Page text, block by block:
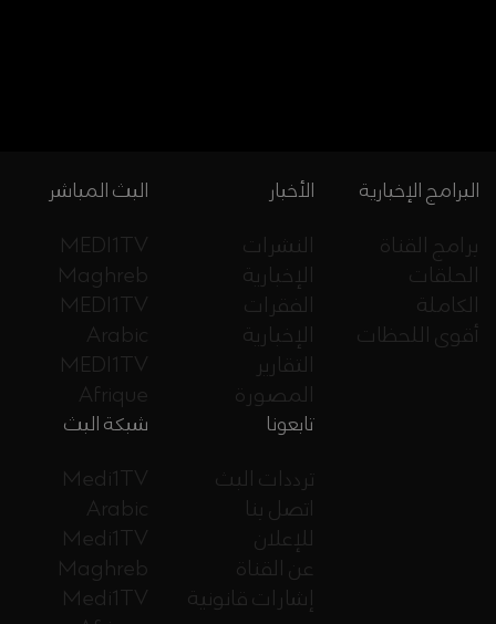
البث المباشر
MEDI1TV
Maghreb
MEDI1TV
Arabic
MEDI1TV
Afrique
الأخبار
النشرات
الإخبارية
الفقرات
الإخبارية
التقارير
المصورة
البرامج الإخبارية
برامج القناة
الحلقات
الكاملة
أقوى اللحظات
شبكة البث
Medi1TV
Arabic
Medi1TV
Maghreb
Medi1TV
تابعونا
ترددات البث
اتصل بنا
للإعلان
عن القناة
إشارات قانونية